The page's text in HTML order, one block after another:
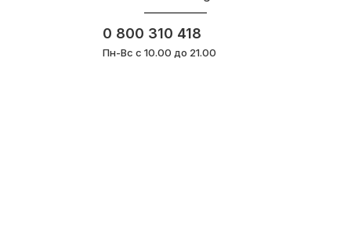
0 800 310 418
Пн-Вс с 10.00 до 21.00